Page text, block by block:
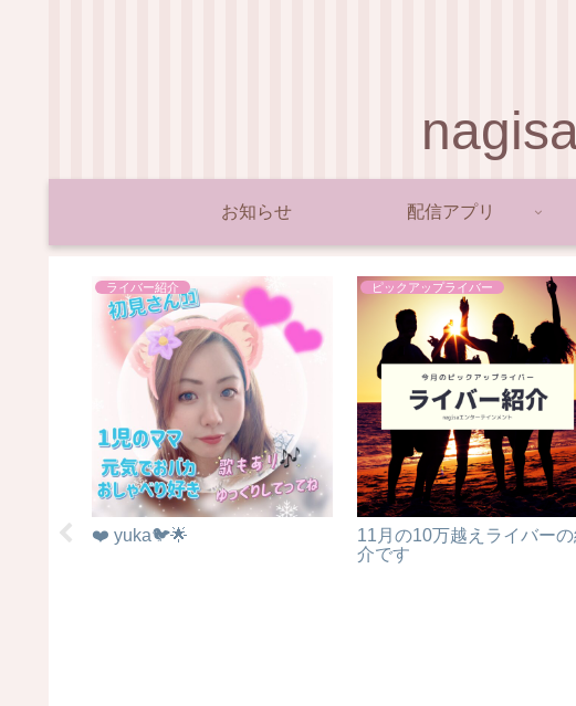
お知らせ 配信アプリ
ライバー紹介
❤️ yuka🐦🌟
ピックアップライバー
11月の10万越えライバーの
介です